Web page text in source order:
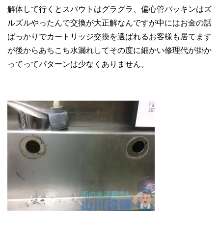
解体して行くとスパウトはグラグラ、偏心管パッキンはズ
ルズルやったんで交換が大正解なんですが中にはお金の話
ばっかりでカートリッジ交換を選ばれるお客様も居てます
が後からあちこち水漏れしてその度に細かい修理代が掛か
ってってパターンは少なくありません。